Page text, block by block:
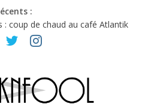
:
: coup de chaud au café Atlantik
et émotions en hausse
de choisir entre chaleur et bonne
: entre bière, métal et
de pop du Professeur Puth